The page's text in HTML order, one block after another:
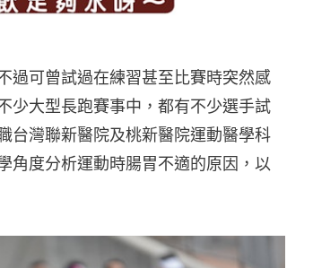
過可曾試過在練習甚至比賽時突然感
少大型長跑賽事中，都有不少選手試
台灣聯新醫院及桃新醫院運動醫學科
角度分析運動時腸胃不適的原因，以